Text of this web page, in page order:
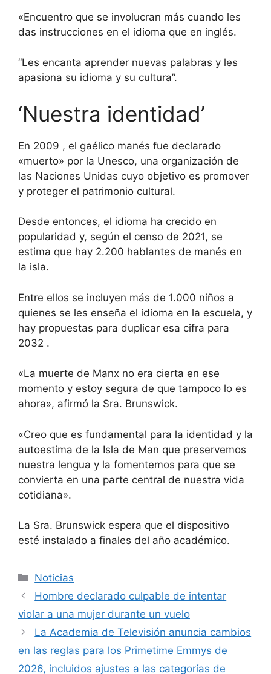
«Encuentro que se involucran más cuando les
das instrucciones en el idioma que en inglés.
“Les encanta aprender nuevas palabras y les
apasiona su idioma y su cultura”.
‘Nuestra identidad’
En 2009 , el gaélico manés fue declarado
«muerto» por la Unesco, una organización de
las Naciones Unidas cuyo objetivo es promover
y proteger el patrimonio cultural.
Desde entonces, el idioma ha crecido en
popularidad y, según el censo de 2021, se
estima que hay 2.200 hablantes de manés en
la isla.
Entre ellos se incluyen más de 1.000 niños a
quienes se les enseña el idioma en la escuela, y
hay propuestas para duplicar esa cifra para
2032 .
«La muerte de Manx no era cierta en ese
momento y estoy segura de que tampoco lo es
ahora», afirmó la Sra. Brunswick.
«Creo que es fundamental para la identidad y la
autoestima de la Isla de Man que preservemos
nuestra lengua y la fomentemos para que se
convierta en una parte central de nuestra vida
cotidiana».
La Sra. Brunswick espera que el dispositivo
esté instalado a finales del año académico.
Categorías
Noticias
Hombre declarado culpable de intentar
violar a una mujer durante un vuelo
La Academia de Televisión anuncia cambios
en las reglas para los Primetime Emmys de
2026, incluidos ajustes a las categorías de